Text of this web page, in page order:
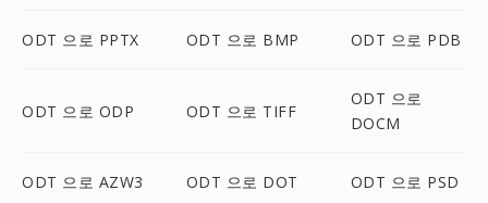
ODT 으로 PPTX ODT 으로 BMP ODT 으로 PDB
ODT 으로 ODP ODT 으로 TIFF
ODT 으로
DOCM
ODT 으로 AZW3 ODT 으로 DOT ODT 으로 PSD